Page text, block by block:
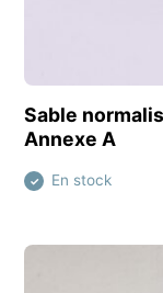
Sable
Annexe A
✓ En stock